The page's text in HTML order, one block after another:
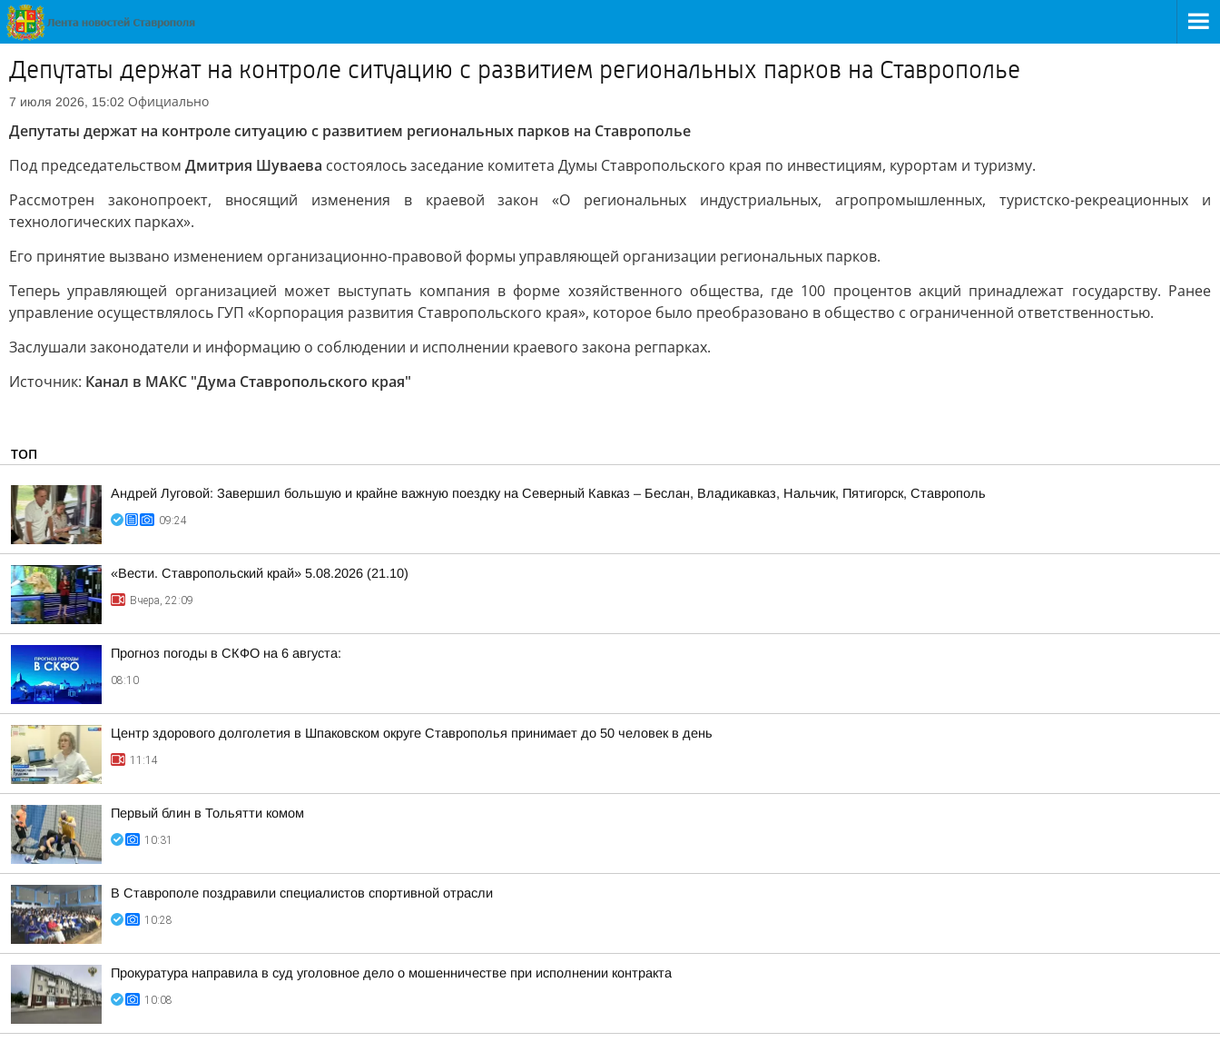
Депутаты держат на контроле ситуацию с развитием региональных парков на Ставрополье
7 июля 2026, 15:02 Официально
Депутаты держат на контроле ситуацию с развитием региональных парков на Ставрополье
Под председательством Дмитрия Шуваева состоялось заседание комитета Думы Ставропольского края по инвестициям, курортам и туризму.
Рассмотрен законопроект, вносящий изменения в краевой закон «О региональных индустриальных, агропромышленных, туристско-рекреационных и
технологических парках».
Его принятие вызвано изменением организационно-правовой формы управляющей организации региональных парков.
Теперь управляющей организацией может выступать компания в форме хозяйственного общества, где 100 процентов акций принадлежат государству. Ранее
управление осуществлялось ГУП «Корпорация развития Ставропольского края», которое было преобразовано в общество с ограниченной ответственностью.
Заслушали законодатели и информацию о соблюдении и исполнении краевого закона регпарках.
Источник: Канал в МАКС "Дума Ставропольского края"
ТОП
Андрей Луговой: Завершил большую и крайне важную поездку на Северный Кавказ – Беслан, Владикавказ, Нальчик, Пятигорск, Ставрополь
09:24
«Вести. Ставропольский край» 5.08.2026 (21.10)
Вчера, 22:09
Прогноз погоды в СКФО на 6 августа:
08:10
Центр здорового долголетия в Шпаковском округе Ставрополья принимает до 50 человек в день
11:14
Первый блин в Тольятти комом
10:31
В Ставрополе поздравили специалистов спортивной отрасли
10:28
Прокуратура направила в суд уголовное дело о мошенничестве при исполнении контракта
10:08